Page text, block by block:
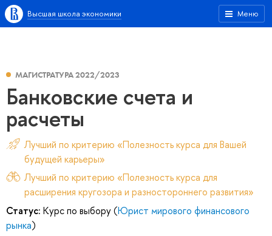
Меню
Высшая школа экономики
МАГИСТРАТУРА 2022/2023
Банковские счета и
расчеты
Лучший по критерию «Полезность курса для Вашей
будущей карьеры»
Лучший по критерию «Полезность курса для
расширения кругозора и разностороннего развития»
Статус: Курс по выбору (Юрист мирового финансового
рынка)